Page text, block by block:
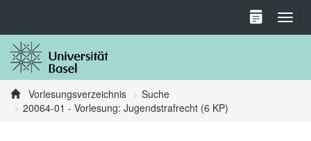
Vorlesungsverzeichnis
Suche
20064-01 - Vorlesung: Jugendstrafrecht (6 KP)